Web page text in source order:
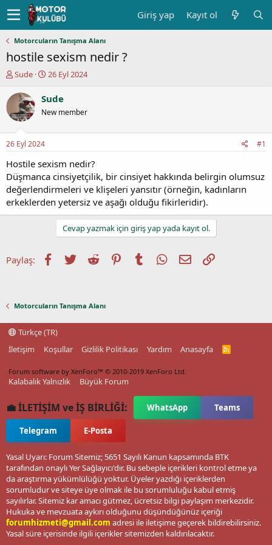
Giriş yap Kayıt ol
Motorcuların Tanışma Alanı
hostile sexism nedir ?
K
n
y
b
a
ş
l
a
t
a
n
Sude
B
ş
a
ç
a
r
i
h
26 Eyl 2024
Sude
New member
26 Eyl 2024 #1
Hostile sexism nedir?
Düşmanca cinsiyetçilik, bir cinsiyet hakkında belirgin olumsuz
değerlendirmeleri ve klişeleri yansıtır (örneğin, kadınların
erkeklerden yetersiz ve aşağı olduğu fikirleridir).
Cevap yazmak için giriş yap yada kayıt ol.
Paylaş: Facebook
TwitterReddit PinterestTumblrWhatsApp
E-postaLink
Motorcuların Tanışma Alanı
Türkçe (TR)
İletişim
Koşullar Gizlilik Politikası Yardım Anasayfa
R
Forum software by XenForo™ © 2010-2019 XenForo Ltd.
Kalabalık Yalnızlık Büyük Forum
💼 İLETİŞİM ve İŞ BİRLİĞİ: WhatsApp Teams
Telegram E-Posta
Yasal Uyarı: Forum Sitemiz; 5651 Sayılı Kanun kapsamında BTK
tarafından onaylı Yer Sağlayıcı'dır. Bu sebeple içerikleri kontrol etme ya
da araştırma yükümlülüğü yoktur. Üyeler yazdığı içeriklerden
sorumludur ve siteye üye olmak ile bu sorumluluğu kabul etmiş
sayılırlar. Sitemiz kar amacı gütmez, ücretsiz bilgi paylaşım merkezidir.
Hukuka ve mevzuata aykırı olduğunu düşündüğünüz içeriği
forumhizmeti@gmail.com adresi ile iletişime geçerek bildirebilirsiniz.
Yasal süre içerisinde ilgili içerikler sitemizden kaldırılacaktır.